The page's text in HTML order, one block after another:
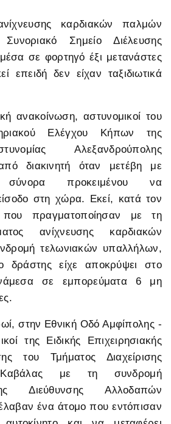
καρδιακών παλμών
Σημείο Διέλευσης
σε φορτηγό έξι μετανάστες
επειδή δεν είχαν ταξιδιωτικά
ανακοίνωση, αστυνομικοί του
Ελέγχου Κήπων της
Αλεξανδρούπολης
διακινητή όταν μετέβη με
προκειμένου να
στη χώρα. Εκεί, κατά τον
που πραγματοποίησαν με τη
ανίχνευσης καρδιακών
τελωνιακών υπαλλήλων,
δράστης είχε αποκρύψει στο
σε εμπορεύματα 6 μη
στην Εθνική Οδό Αμφίπολης -
της Ειδικής Επιχειρησιακής
του Τμήματος Διαχείρισης
Καβάλας με τη συνδρομή
Διεύθυνσης Αλλοδαπών
ένα άτομο που εντόπισαν